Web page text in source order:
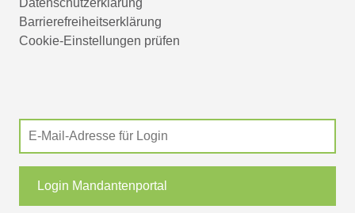
Datenschutzerklärung
Barrierefreiheitserklärung
Cookie-Einstellungen prüfen
Login Mandantenportal